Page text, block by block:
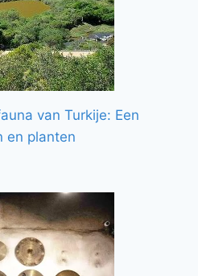
van Turkije: Een
en planten